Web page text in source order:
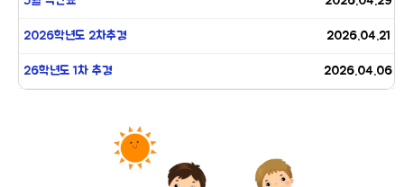
2026학년도 2차추경 2026.04.21
26학년도 1차 추경 2026.04.06